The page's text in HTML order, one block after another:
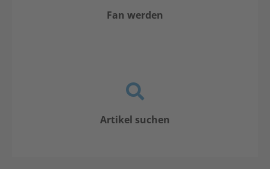
Fan werden
Artikel suchen